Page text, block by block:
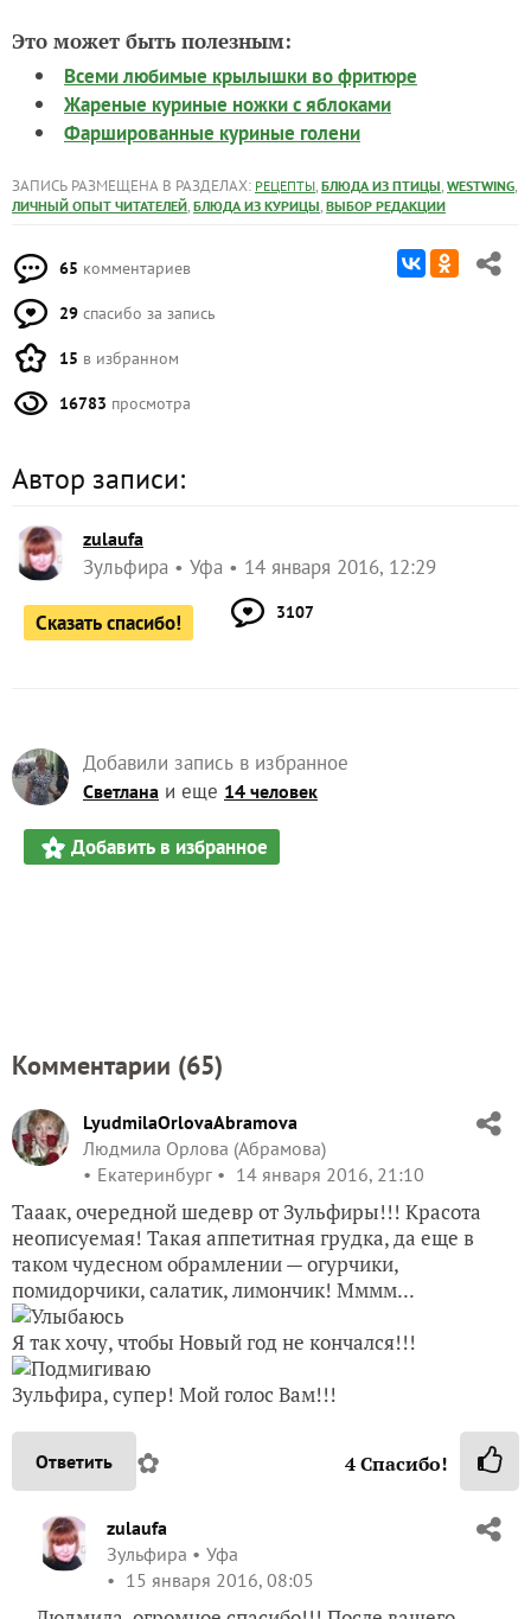
Это может быть полезным:
Всеми любимые крылышки во фритюре
Жареные куриные ножки с яблоками
Фаршированные куриные голени
ЗАПИСЬ РАЗМЕЩЕНА В РАЗДЕЛАХ: РЕЦЕПТЫ, БЛЮДА ИЗ ПТИЦЫ, WESTWING,
ЛИЧНЫЙ ОПЫТ ЧИТАТЕЛЕЙ, БЛЮДА ИЗ КУРИЦЫ, ВЫБОР РЕДАКЦИИ
65 комментариев
29 спасибо за запись
15 в избранном
16783 просмотра
Автор записи:
zulaufa
Зульфира Уфа 14 января 2016, 12:29
Сказать спасибо! 3107
Добавили запись в избранное
Светлана и еще 14 человек
Добавить в избранное
Комментарии (65)
LyudmilaOrlovaAbramova
Людмила Орлова (Абрамова)
Екатеринбург
14 января 2016, 21:10
Тааак, очередной шедевр от Зульфиры!!! Красота
неописуемая! Такая аппетитная грудка, да еще в
таком чудесном обрамлении — огурчики,
помидорчики, салатик, лимончик! Мммм...
Я так хочу, чтобы Новый год не кончался!!!
Зульфира, супер! Мой голос Вам!!!
Ответить ✿ 4Спасибо!
zulaufa
Зульфира
Уфа
15 января 2016, 08:05